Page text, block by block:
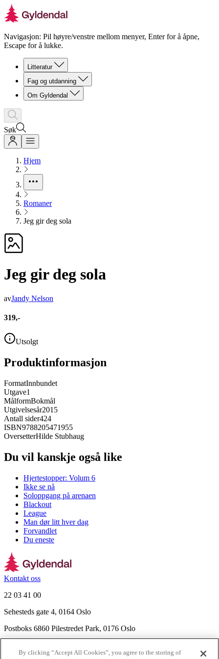
Navigasjon: Pil høyre/venstre mellom menyer, Enter for å åpne,
Escape for å lukke.
Litteratur
Fag og utdanning
Om Gyldendal
Søk
Hjem
Romaner
Jeg gir deg sola
Jeg gir deg sola
avJandy Nelson
319,-
Utsolgt
Produktinformasjon
FormatInnbundet
Utgave1
MålformBokmål
Utgivelsesår2015
Antall sider424
ISBN9788205471955
OversetterHilde Stubhaug
Du vil kanskje også like
Hjertestopper: Volum 6
Ikke se nå
Soloppgang på arenaen
Blackout
League
Man dør litt hver dag
Forvandlet
Du eneste
Kontakt oss
22 03 41 00
Sehesteds gate 4, 0164 Oslo
Postboks 6860 Pilestredet Park, 0176 Oslo
By clicking “Accept All Cookies”, you agree to the storing of